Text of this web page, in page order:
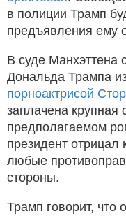
в полиции Трамп
предъявления ему
В суде Манхэттена
Дональда Трампа
порноактрисой
заплачена крупная
предполагаемом
президент отрицал
любые
стороны.
Трамп говорит, что